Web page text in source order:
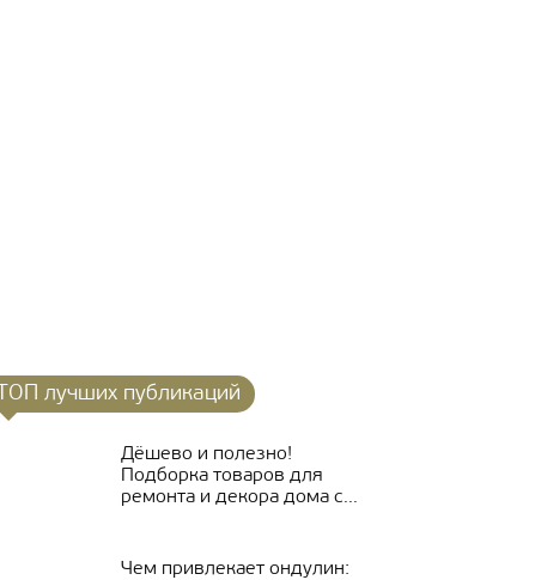
ТОП лучших публикаций
Дёшево и полезно!
Подборка товаров для
ремонта и декора дома с...
Чем привлекает ондулин: